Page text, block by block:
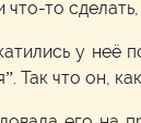
то
у
Так что он,